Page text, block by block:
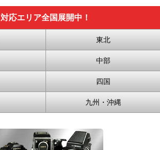
対応エリア全国展開中！
東北
中部
四国
九州・沖縄